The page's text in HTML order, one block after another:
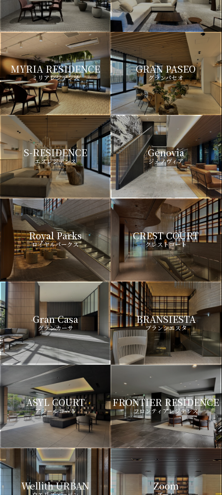
MYRIA RESIDENCE
ミリアレジデンス
GRAN PASEO
グランパセオ
S-RESIDENCE
エスレジデンス
Genovia
ジェノヴィア
Royal Parks
ロイヤルパークス
CREST COURT
クレストコート
Gran Casa
グランカーサ
BRANSIESTA
ブランシエスタ
ASYL COURT
アジールコート
FRONTIER RESIDENCE
フロンティアレジデンス
Wellith URBAN Zoom